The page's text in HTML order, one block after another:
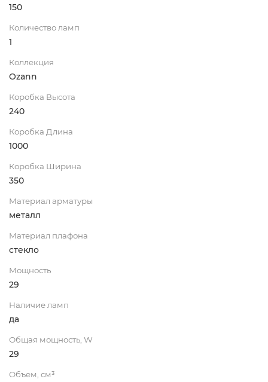
150
Количество ламп
1
Коллекция
Ozann
Коробка Высота
240
Коробка Длина
1000
Коробка Ширина
350
Материал арматуры
металл
Материал плафона
стекло
Мощность
29
Наличие ламп
да
Общая мощность, W
29
Объем, см³